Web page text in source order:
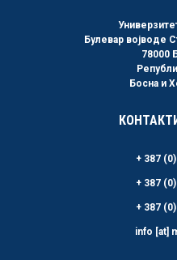
Булевар војводе
78000
Босна и
+ 387
+ 387
+ 387
info [at]